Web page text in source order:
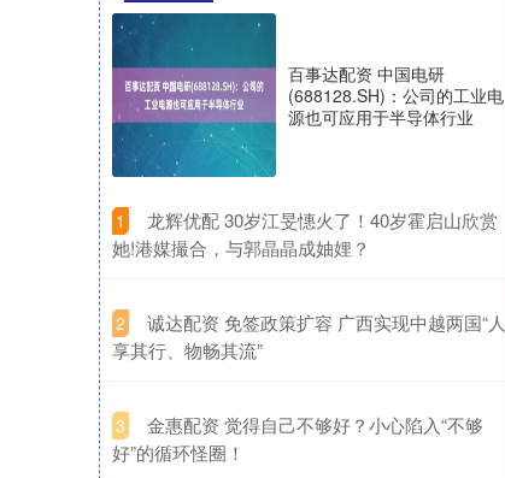
百事达配资 中国电研
(688128.SH)：公司的工业电
源也可应用于半导体行业
1
​龙辉优配 30岁江旻憓火了！40岁霍启山欣赏
她!港媒撮合，与郭晶晶成妯娌？
2
​诚达配资 免签政策扩容 广西实现中越两国“人
享其行、物畅其流”
3
​金惠配资 觉得自己不够好？小心陷入“不够
好”的循环怪圈！